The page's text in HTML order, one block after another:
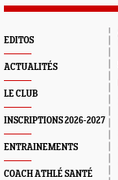
EDITOS
ACTUALITÉS
LE CLUB
INSCRIPTIONS 2026-2027
ENTRAINEMENTS
COACH ATHLÉ SANTÉ